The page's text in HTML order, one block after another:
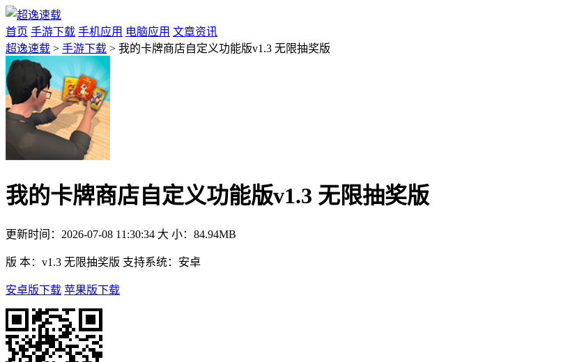
首页 手游下载 手机应用 电脑应用 文章资讯
超逸速载 > 手游下载 > 我的卡牌商店自定义功能版v1.3 无限抽奖版
我的卡牌商店自定义功能版v1.3 无限抽奖版
更新时间： 2026-07-08 11:30:34 大 小： 84.94MB
版 本： v1.3 无限抽奖版 支持系统： 安卓
安卓版下载 苹果版下载